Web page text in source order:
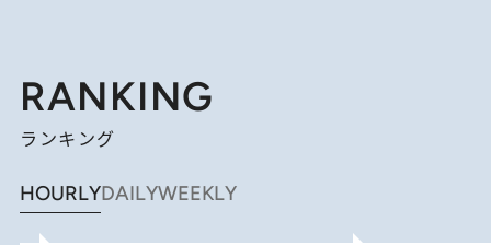
RANKING
ランキング
HOURLYDAILYWEEKLY